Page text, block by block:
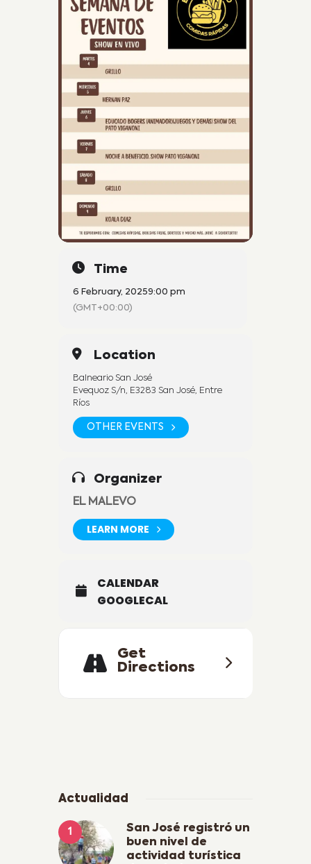
Time
6 February, 20259:00 pm
(GMT+00:00)
Location
Balneario San José
Evequoz S/n, E3283 San José, Entre
Ríos
OTHER EVENTS
Organizer
EL MALEVO
LEARN MORE
CALENDAR
GOOGLECAL
Get
Directions
Actualidad
San José registró un
buen nivel de
actividad turística